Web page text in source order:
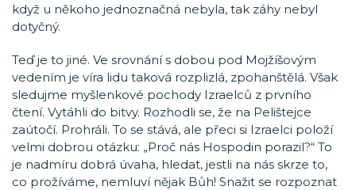
když u někoho jednoznačná nebyla, tak záhy nebyl
dotyčný.
Teď je to jiné. Ve srovnání s dobou pod Mojžíšovým
vedením je víra lidu taková rozplizlá, zpohanštělá. Však
sledujme myšlenkové pochody Izraelců z prvního
čtení. Vytáhli do bitvy. Rozhodli se, že na Pelištejce
zaútočí. Prohráli. To se stává, ale přeci si Izraelci položí
velmi dobrou otázku: „Proč nás Hospodin porazil?“ To
je nadmíru dobrá úvaha, hledat, jestli na nás skrze to,
co prožíváme, nemluví nějak Bůh! Snažit se rozpoznat